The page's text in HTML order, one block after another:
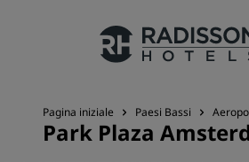
I nostri Marchi
Pagina iniziale Paesi Bassi
Park Plaza